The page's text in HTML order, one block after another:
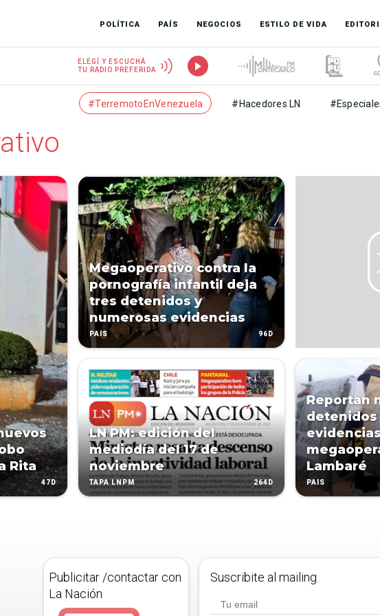
POLÍTICA PAÍS NEGOCIOS ESTILO DE VIDA
ELEGÍ Y ESCUCHÁ
TU RADIO PREFERIDA
#TerremotoEnVenezuela #Hacedores LN
Rita
47D
Megaoperativo contra la
pornografía infantil deja
tres detenidos y
numerosas evidencias
PAÍS 96D
LN PM: edición del
mediodía del 17 de
noviembre
TAPA LNPM 264D
Reportan
detenidos
Lambaré
PAÍS
Publicitar /contactar con
La Nación
Suscribite al mailing.